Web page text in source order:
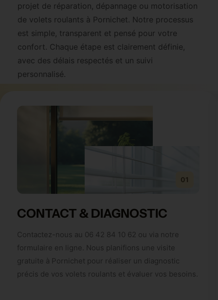
projet de réparation, dépannage ou motorisation
de volets roulants à Pornichet. Notre processus
est simple, transparent et pensé pour votre
confort. Chaque étape est clairement définie,
avec des délais respectés et un suivi
personnalisé.
01
CONTACT & DIAGNOSTIC
Contactez-nous au 06 42 84 10 62 ou via notre
formulaire en ligne. Nous planifions une visite
gratuite à Pornichet pour réaliser un diagnostic
précis de vos volets roulants et évaluer vos besoins.